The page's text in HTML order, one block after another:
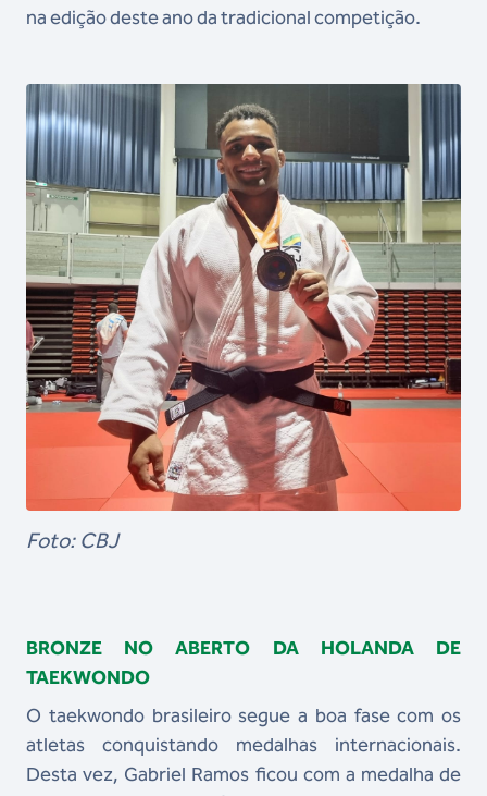
na edição deste ano da tradicional competição.
Foto: CBJ
BRONZE NO ABERTO DA HOLANDA DE
TAEKWONDO
O taekwondo brasileiro segue a boa fase com os
atletas conquistando medalhas internacionais.
Desta vez, Gabriel Ramos ficou com a medalha de